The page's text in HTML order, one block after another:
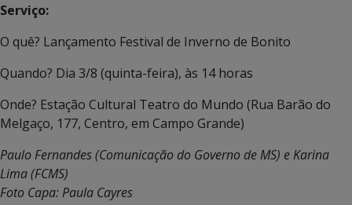
Serviço:
O quê? Lançamento Festival de Inverno de Bonito
Quando? Dia 3/8 (quinta-feira), às 14 horas
Onde? Estação Cultural Teatro do Mundo (Rua Barão do
Melgaço, 177, Centro, em Campo Grande)
Paulo Fernandes (Comunicação do Governo de MS) e Karina
Lima (FCMS)
Foto Capa: Paula Cayres